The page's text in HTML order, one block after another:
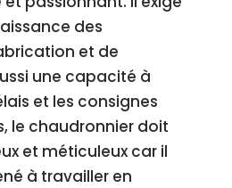
des
et de
une capacité à
et les consignes
le chaudronnier doit
et méticuleux car il
à travailler en